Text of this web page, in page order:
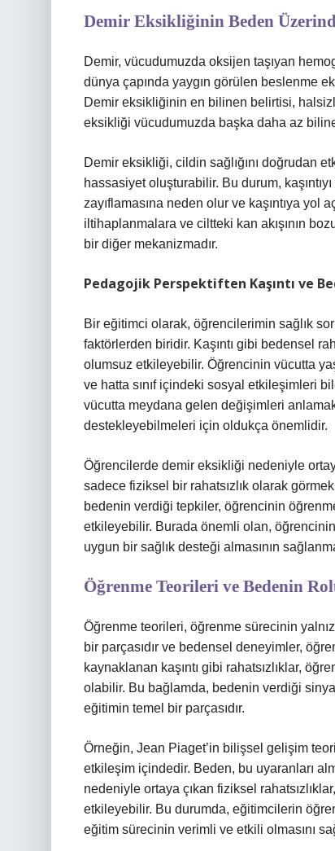
Demir Eksikliğinin Beden
Demir, vücudumuzda oksijen taşıyan
dünya çapında yaygın görülen beslenme
Demir eksikliğinin en bilinen belirtisi,
eksikliği vücudumuzda başka daha az
Demir eksikliği, cildin sağlığını doğrudan
hassasiyet oluşturabilir. Bu durum,
zayıflamasına neden olur ve kaşıntıya
iltihaplanmalara ve ciltteki kan akışının
bir diğer mekanizmadır.
Pedagojik Perspektiften Kaşıntı ve
Bir eğitimci olarak, öğrencilerimin sağlık
faktörlerden biridir. Kaşıntı gibi bedensel
olumsuz etkileyebilir. Öğrencinin vücutta
ve hatta sınıf içindeki sosyal etkileşimleri
vücutta meydana gelen değişimleri
destekleyebilmeleri için oldukça önemlidir.
Öğrencilerde demir eksikliği nedeniyle
sadece fiziksel bir rahatsızlık olarak
bedenin verdiği tepkiler, öğrencinin
etkileyebilir. Burada önemli olan, öğrencinin
uygun bir sağlık desteği almasının
Öğrenme Teorileri ve Bedenin
Öğrenme teorileri, öğrenme sürecinin
bir parçasıdır ve bedensel deneyimler,
kaynaklanan kaşıntı gibi rahatsızlıklar,
olabilir. Bu bağlamda, bedenin verdiği
eğitimin temel bir parçasıdır.
Örneğin, Jean Piaget’in bilişsel gelişim
etkileşim içindedir. Beden, bu uyaranları
nedeniyle ortaya çıkan fiziksel
etkileyebilir. Bu durumda, eğitimcilerin
eğitim sürecinin verimli ve etkili olmasını